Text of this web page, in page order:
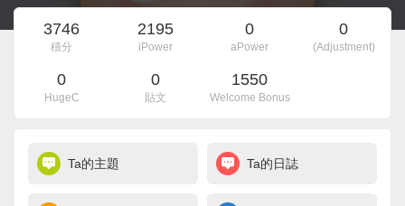
3746
積分
2195
iPower
0
aPower
0
(Adjustment)
0
HugeC
0
貼文
1550
Welcome Bonus
Ta的主題 Ta的日誌